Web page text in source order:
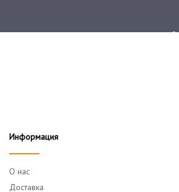
Скачать приложение
Информация
О нас
Доставка